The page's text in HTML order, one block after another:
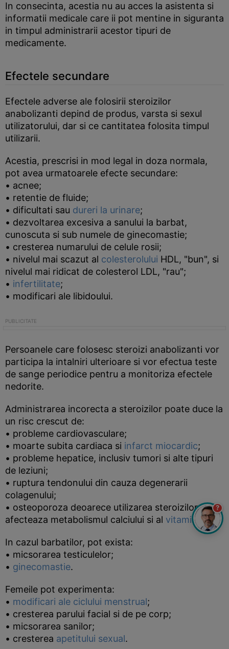
In consecinta, acestia nu au acces la asistenta si
informatii medicale care ii pot mentine in siguranta
in timpul administrarii acestor tipuri de
medicamente.
Efectele secundare
Efectele adverse ale folosirii steroizilor
anabolizanti depind de produs, varsta si sexul
utilizatorului, dar si ce cantitatea folosita timpul
utilizarii.
Acestia, prescrisi in mod legal in doza normala,
pot avea urmatoarele efecte secundare:
• acnee;
• retentie de fluide;
• dificultati sau dureri la urinare;
• dezvoltarea excesiva a sanului la barbat,
cunoscuta si sub numele de ginecomastie;
• cresterea numarului de celule rosii;
• nivelul mai scazut al colesterolului HDL, "bun", si
nivelul mai ridicat de colesterol LDL, "rau";
• infertilitate;
• modificari ale libidoului.
Persoanele care folosesc steroizi anabolizanti vor
participa la intalniri ulterioare si vor efectua teste
de sange periodice pentru a monitoriza efectele
nedorite.
Administrarea incorecta a steroizilor poate duce la
un risc crescut de:
• probleme cardiovasculare;
• moarte subita cardiaca si infarct miocardic;
• probleme hepatice, inclusiv tumori si alte tipuri
de leziuni;
• ruptura tendonului din cauza degenerarii
colagenului;
• osteoporoza deoarece utilizarea steroizilor
afecteaza metabolismul calciului si al vitaminei D.
In cazul barbatilor, pot exista:
• micsorarea testiculelor;
• ginecomastie.
Femeile pot experimenta:
• modificari ale ciclului menstrual;
• cresterea parului facial si de pe corp;
• micsorarea sanilor;
• cresterea apetitului sexual.
?